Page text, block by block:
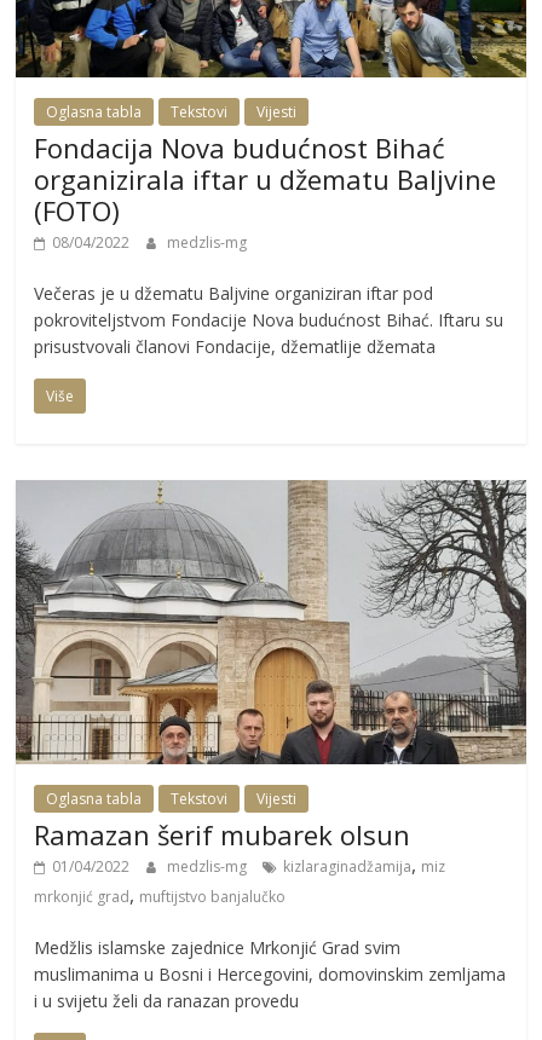
Oglasna tabla Tekstovi Vijesti
Fondacija Nova budućnost Bihać
organizirala iftar u džematu Baljvine
(FOTO)
08/04/2022 medzlis-mg
Večeras je u džematu Baljvine organiziran iftar pod
pokroviteljstvom Fondacije Nova budućnost Bihać. Iftaru su
prisustvovali članovi Fondacije, džematlije džemata
Više
Oglasna tabla Tekstovi Vijesti
Ramazan šerif mubarek olsun
01/04/2022 medzlis-mg kizlaraginadžamija, miz
mrkonjić grad, muftijstvo banjalučko
Medžlis islamske zajednice Mrkonjić Grad svim
muslimanima u Bosni i Hercegovini, domovinskim zemljama
i u svijetu želi da ranazan provedu